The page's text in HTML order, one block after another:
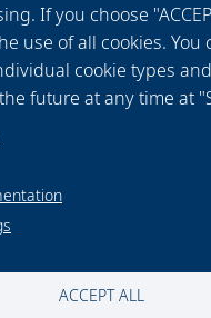
Department
+49-(0) 511 2788 156
presse@lzh.de
If you choose
use of all cookies. You
cookie types
future at any time at
ACCEPT ALL
Cookie settings